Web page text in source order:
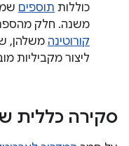
כוללות תוספים
משנה. חלק
קורוטינה משלהן,
ליצור מקביליות
סקירה כללית